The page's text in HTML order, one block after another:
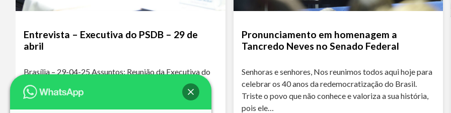
Entrevista – Executiva do PSDB – 29 de
abril
Brasília – 29-04-25 Assuntos: Reunião da Executiva do
PSDB – Fusão PSDB/Podemos Ouça o áudio da
entrevista A ausência do PSDB nos grandes debates
nacionais levou a essa polarização extremamente…
Pronunciamento em homenagem a
Tancredo Neves no Senado Federal
Senhoras e senhores, Nos reunimos todos aqui hoje para
celebrar os 40 anos da redemocratização do Brasil.
Triste o povo que não conhece e valoriza a sua história,
pois ele…